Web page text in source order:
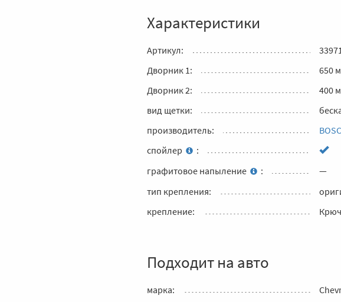
Характеристики
Артикул:
Дворник 1:
650
Дворник 2:
400
вид щетки:
производитель:
спойлер
:
графитовое напыление
:
—
тип крепления:
крепление:
Подходит на авто
марка: